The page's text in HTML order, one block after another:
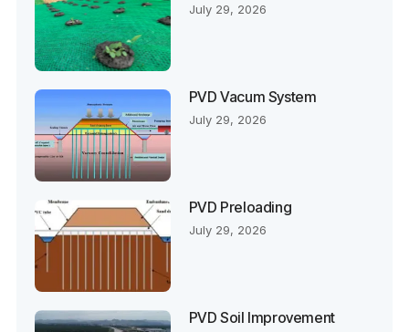
July 29, 2026
PVD Vacum System
July 29, 2026
PVD Preloading
July 29, 2026
PVD Soil Improvement